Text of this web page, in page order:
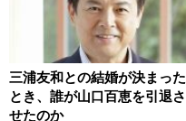
三浦友和との結婚が決まった
とき、誰が山口百恵を引退さ
せたのか